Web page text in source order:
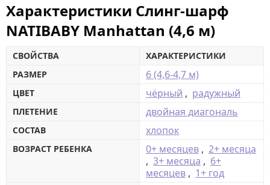
Характеристики Слинг-шарф
NATIBABY Manhattan (4,6 м)
СВОЙСТВА
ХАРАКТЕРИСТИКИ
РАЗМЕР
6 (4,6-4,7 м)
ЦВЕТ чёрный , радужный
ПЛЕТЕНИЕ двойная диагональ
СОСТАВ хлопок
ВОЗРАСТ РЕБЕНКА 0+ месяцев , 2+ месяца
, 3+ месяца , 6+
месяцев , 1+ год